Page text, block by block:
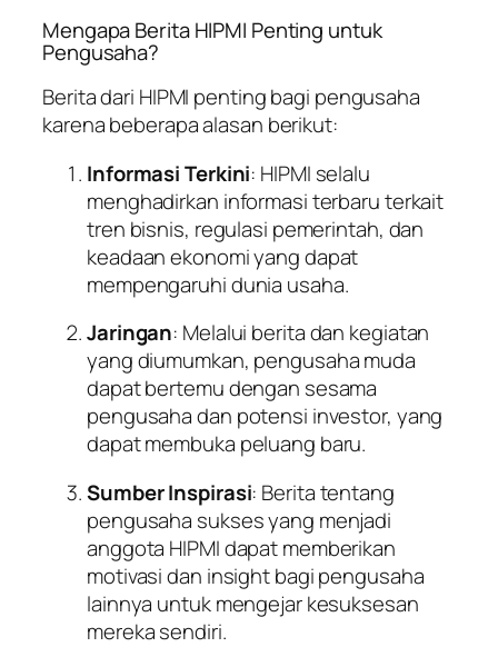
Mengapa Berita HIPMI Penting untuk
Pengusaha?
Berita dari HIPMI penting bagi pengusaha
karena beberapa alasan berikut:
Informasi Terkini: HIPMI selalu
menghadirkan informasi terbaru terkait
tren bisnis, regulasi pemerintah, dan
keadaan ekonomi yang dapat
mempengaruhi dunia usaha.
Jaringan: Melalui berita dan kegiatan
yang diumumkan, pengusaha muda
dapat bertemu dengan sesama
pengusaha dan potensi investor, yang
dapat membuka peluang baru.
Sumber Inspirasi: Berita tentang
pengusaha sukses yang menjadi
anggota HIPMI dapat memberikan
motivasi dan insight bagi pengusaha
lainnya untuk mengejar kesuksesan
mereka sendiri.